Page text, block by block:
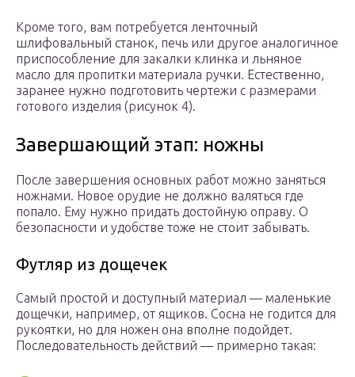
Кроме того, вам потребуется ленточный
шлифовальный станок, печь или другое аналогичное
приспособление для закалки клинка и льняное
масло для пропитки материала ручки. Естественно,
заранее нужно подготовить чертежи с размерами
готового изделия (рисунок 4).
Завершающий этап: ножны
После завершения основных работ можно заняться
ножнами. Новое орудие не должно валяться где
попало. Ему нужно придать достойную оправу. О
безопасности и удобстве тоже не стоит забывать.
Футляр из дощечек
Самый простой и доступный материал — маленькие
дощечки, например, от ящиков. Сосна не годится для
рукоятки, но для ножен она вполне подойдет.
Последовательность действий — примерно такая: